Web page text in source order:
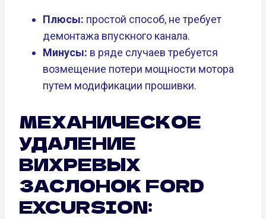
Плюсы: простой способ, не требует
демонтажа впускного канала.
Минусы: в ряде случаев требуется
возмещение потери мощности мотора
путем модификации прошивки.
МЕХАНИЧЕСКОЕ
УДАЛЕНИЕ
ВИХРЕВЫХ
ЗАСЛОНОК FORD
EXCURSION: